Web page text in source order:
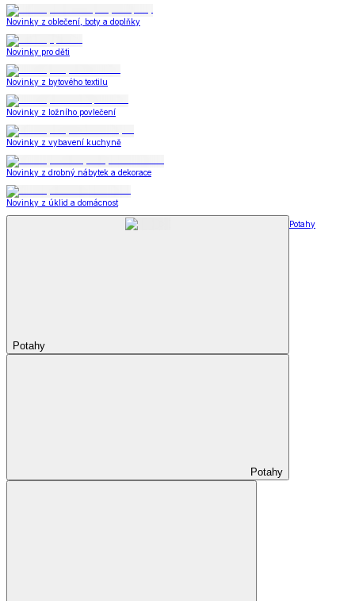
Novinky z oblečení, boty a doplňky
Novinky pro děti
Novinky z bytového textilu
Novinky z ložního povlečení
Novinky z vybavení kuchyně
Novinky z drobný nábytek a dekorace
Novinky z úklid a domácnost
Potahy
Potahy
Potahy